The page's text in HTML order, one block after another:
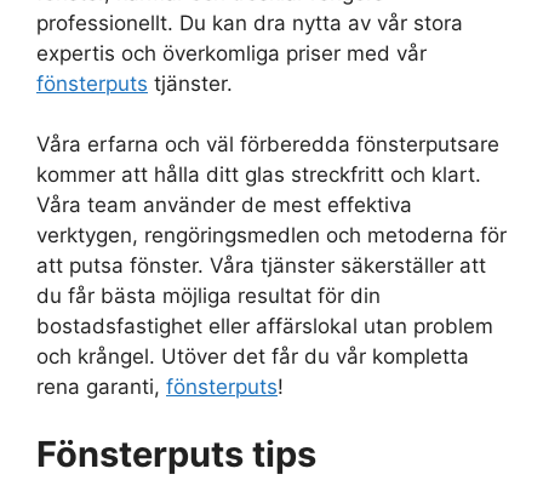
professionellt. Du kan dra nytta av vår stora
expertis och överkomliga priser med vår
fönsterputs tjänster.
Våra erfarna och väl förberedda fönsterputsare
kommer att hålla ditt glas streckfritt och klart.
Våra team använder de mest effektiva
verktygen, rengöringsmedlen och metoderna för
att putsa fönster. Våra tjänster säkerställer att
du får bästa möjliga resultat för din
bostadsfastighet eller affärslokal utan problem
och krångel. Utöver det får du vår kompletta
rena garanti, fönsterputs!
Fönsterputs tips